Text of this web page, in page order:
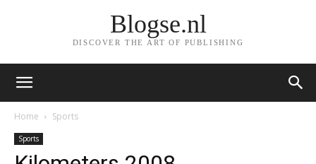
Blogse.nl
DISCOVER THE ART OF PUBLISHING
Home Sports
Sports